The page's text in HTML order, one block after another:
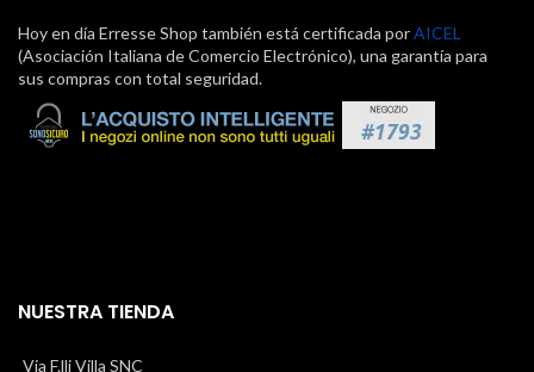
Hoy en día Erresse Shop también está certificada porAICEL
(Asociación Italiana de Comercio Electrónico), una garantía para
sus compras con total seguridad.
NUESTRA TIENDA
Via F.lli Villa SNC